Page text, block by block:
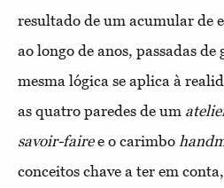
resultado de um acumular de
ao longo de anos, passadas de
mesma lógica se aplica à
as quatro paredes de um
savoir-fairee o carimbo
conceitos chave a ter em